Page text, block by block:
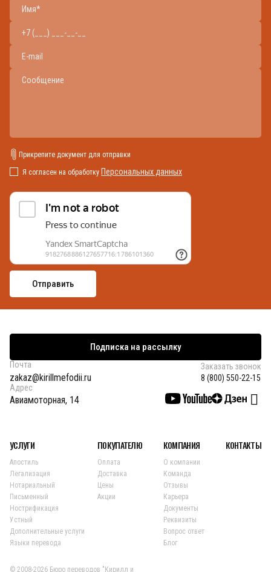
Прикрепите документ для отправки
Я согласен на обработку Персональных данных
Подписка на рассылку
Почта
zakaz@kirillmefodii.ru
Заказать звонок
8 (800) 550-22-15
Адрес
Авиамоторная, 14
УСЛУГИ
Апостиль
Легализация
Нотариальный
Письменный
Нострификация
Устный
Дополнительные услуги
Языки перевода
ПОКУПАТЕЛЮ
Оплата
Доставка
Цены
Акции
КОМПАНИЯ
О компании
Команда
Отзывы
Карьера
Документы
Реквизиты
Вопрос ответ
Блог
КОНТАКТЫ
© 2008-2026 Бюро переводов "Кирилл и